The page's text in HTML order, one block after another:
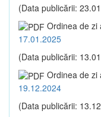
(Data publicării:
Ordinea de zi
17.01.2025
(Data publicării:
Ordinea de zi
19.12.2024
(Data publicării: